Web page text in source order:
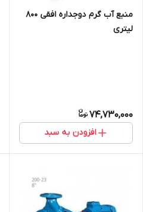
منبع آب گرم دوجداره افقی 800
لیتری
74,730,000
افزودن به سبد